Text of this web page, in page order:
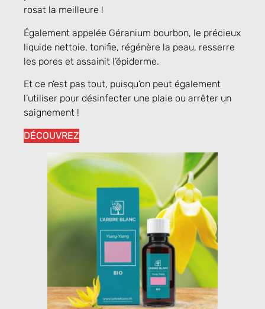
rosat la meilleure !
Également appelée Géranium bourbon, le précieux
liquide nettoie, tonifie, régénère la peau, resserre
les pores et assainit l’épiderme.
Et ce n’est pas tout, puisqu’on peut également
l’utiliser pour désinfecter une plaie ou arrêter un
saignement !
DÉCOUVREZ